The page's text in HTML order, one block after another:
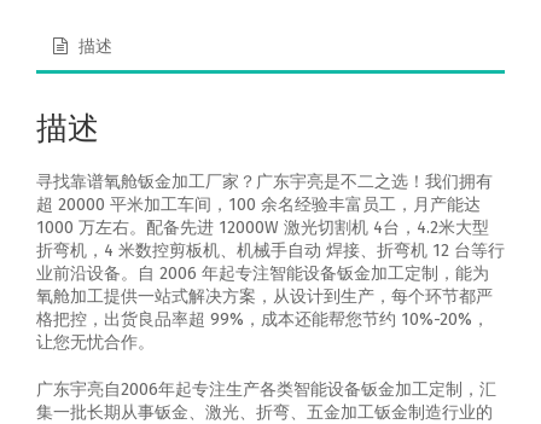
描述
描述
寻找靠谱氧舱钣金加工厂家？广东宇亮是不二之选！我们拥有
超 20000 平米加工车间，100 余名经验丰富员工，月产能达
1000 万左右。配备先进 12000W 激光切割机 4台，4.2米大型
折弯机，4 米数控剪板机、机械手自动 焊接、折弯机 12 台等行
业前沿设备。自 2006 年起专注智能设备钣金加工定制，能为
氧舱加工提供一站式解决方案，从设计到生产，每个环节都严
格把控，出货良品率超 99%，成本还能帮您节约 10%-20%，
让您无忧合作。
广东宇亮自2006年起专注生产各类智能设备钣金加工定制，汇
集一批长期从事钣金、激光、折弯、五金加工钣金制造行业的